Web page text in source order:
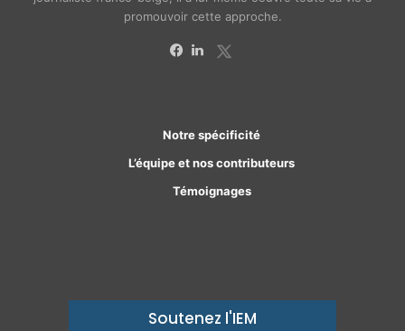
promouvoir cette approche.
Notre spécificité
L’équipe et nos contributeurs
Témoignages
Soutenez l'IEM